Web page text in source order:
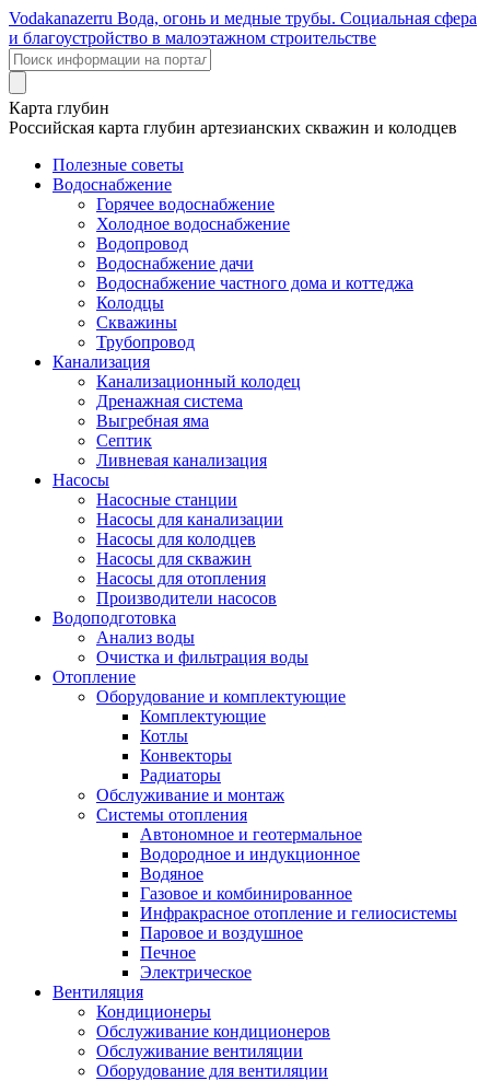
Vodakanazerru Вода, огонь и медные трубы. Социальная сфера
и благоустройство в малоэтажном строительстве
Карта глубин
Российская карта глубин артезианских скважин и колодцев
Полезные советы
Водоснабжение
Горячее водоснабжение
Холодное водоснабжение
Водопровод
Водоснабжение дачи
Водоснабжение частного дома и коттеджа
Колодцы
Скважины
Трубопровод
Канализация
Канализационный колодец
Дренажная система
Выгребная яма
Септик
Ливневая канализация
Насосы
Насосные станции
Насосы для канализации
Насосы для колодцев
Насосы для скважин
Насосы для отопления
Производители насосов
Водоподготовка
Анализ воды
Очистка и фильтрация воды
Отопление
Оборудование и комплектующие
Комплектующие
Котлы
Конвекторы
Радиаторы
Обслуживание и монтаж
Системы отопления
Автономное и геотермальное
Водородное и индукционное
Водяное
Газовое и комбинированное
Инфракрасное отопление и гелиосистемы
Паровое и воздушное
Печное
Электрическое
Вентиляция
Кондиционеры
Обслуживание кондиционеров
Обслуживание вентиляции
Оборудование для вентиляции